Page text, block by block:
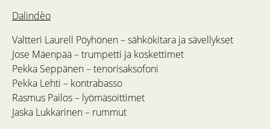
Dalindèo
Valtteri Laurell Pöyhönen – sähkökitara ja sävellykset
Jose Mäenpää – trumpetti ja koskettimet
Pekka Seppänen – tenorisaksofoni
Pekka Lehti – kontrabasso
Rasmus Pailos – lyömäsoittimet
Jaska Lukkarinen – rummut